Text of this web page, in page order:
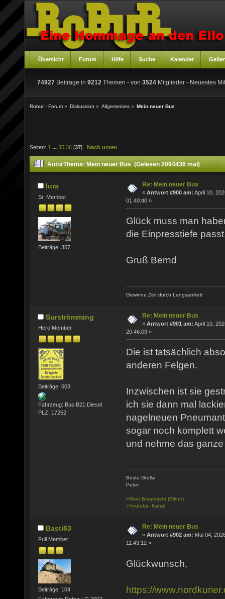
Übersicht Forum Hilfe Suche Kalender
74927 Beiträge in 9212 Themen - von 3524 Mitglieder - Neuestes
Robur - Forum » Diskussion » Allgemeines » Mein neuer Bus
Seiten: 1 ... 35 36 [37] Nach unten
AutorThema: Mein neuer Bus (Gelesen 2094436 mal)
lura
Sr. Member
Beiträge: 357
Re: Mein neuer Bus
« Antwort #900 am: April 10,
01:40:40 »
Glück muss man
die Einpresstiefe
Gruß Bernd
Gewinne Zeit durch Langsamkeit
Surströmming
Hero Member
Beiträge: 603
Fahrzeug: Bus B21 Diesel
PLZ: 17252
Re: Mein neuer Bus
« Antwort #901 am: April 10,
20:46:09 »
Die ist tatsächlich
anderen Felgen.
Inzwischen ist sie
ich sie dann mal
nagelneuen
sogar noch komplett
und nehme das
Beste Grüße
Peter
>Mein Busprojekt (Bilder)
>Youtube- Kanal
Basti83
Full Member
Beiträge: 104
Re: Mein neuer Bus
« Antwort #902 am: Mai 04,
11:43:12 »
Glückwunsch,
https://